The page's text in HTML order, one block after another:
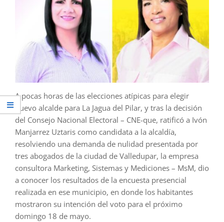
A pocas horas de las elecciones atípicas para elegir
nuevo alcalde para La Jagua del Pilar, y tras la decisión
del Consejo Nacional Electoral – CNE-que, ratificó a Ivón
Manjarrez Uztaris como candidata a la alcaldía,
resolviendo una demanda de nulidad presentada por
tres abogados de la ciudad de Valledupar, la empresa
consultora Marketing, Sistemas y Mediciones – MsM, dio
a conocer los resultados de la encuesta presencial
realizada en ese municipio, en donde los habitantes
mostraron su intención del voto para el próximo
domingo 18 de mayo.